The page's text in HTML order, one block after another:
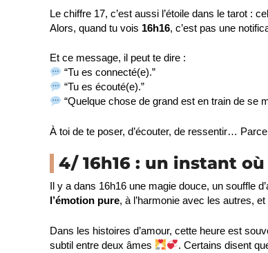
Le chiffre 17, c’est aussi l’étoile dans le tarot :
Alors, quand tu vois 16h16, c’est pas une
Et ce message, il peut te dire :
“Tu es connecté(e).”
“Tu es écouté(e).”
“Quelque chose de grand est en train de se
À toi de te poser, d’écouter, de ressentir…
4/ 16h16 : un instant
Il y a dans 16h16 une magie douce, un souffle
l’émotion pure, à l’harmonie avec les autres,
Dans les histoires d’amour, cette heure est
subtil entre deux âmes
. Certains disent